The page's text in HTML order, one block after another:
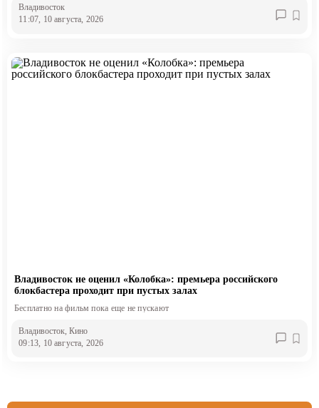
Владивосток
11:07, 10 августа, 2026
Владивосток не оценил «Колобка»: премьера российского
блокбастера проходит при пустых залах
Бесплатно на фильм пока еще не пускают
Владивосток , Кино
09:13, 10 августа, 2026